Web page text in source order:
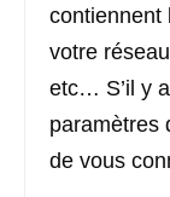
contiennent
votre
etc… S’il y
paramètres
de vous